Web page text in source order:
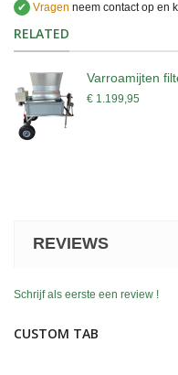
✔ Vragen neem contact op en
RELATED
Varroamijten
€ 1.199,95
REVIEWS
Schrijf als eerste een review !
CUSTOM TAB